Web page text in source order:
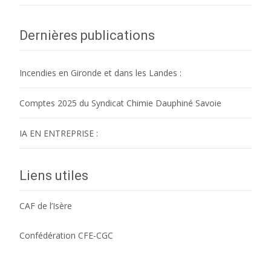
Dernières publications
Incendies en Gironde et dans les Landes :
Comptes 2025 du Syndicat Chimie Dauphiné Savoie
IA EN ENTREPRISE :
Liens utiles
CAF de l’Isère
Confédération CFE-CGC